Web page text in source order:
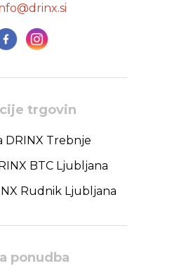
trgovin
DRINX Trebnje
BTC Ljubljana
Rudnik Ljubljana
ponudba